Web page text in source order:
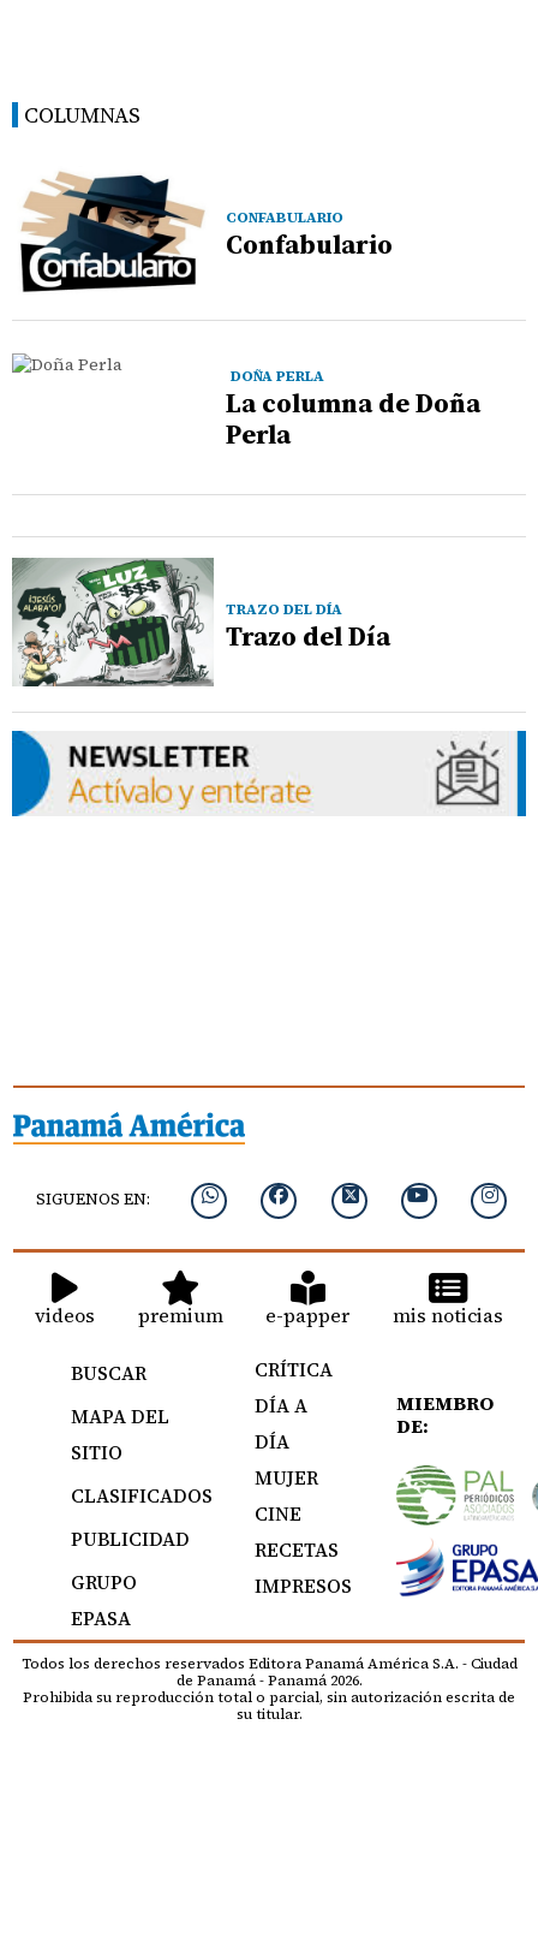
COLUMNAS
CONFABULARIO
Confabulario
DOÑA PERLA
La columna de Doña
Perla
TRAZO DEL DÍA
Trazo del Día
SIGUENOS EN:
videos premium e-papper mis noticias
BUSCAR
MAPA DEL
SITIO
CLASIFICADOS
PUBLICIDAD
GRUPO
EPASA
CRÍTICA
DÍA A
DÍA
MUJER
CINE
RECETAS
IMPRESOS
MIEMBRO
DE:
Todos los derechos reservados Editora Panamá América S.A. - Ciudad
de Panamá - Panamá 2026.
Prohibida su reproducción total o parcial, sin autorización escrita de
su titular.